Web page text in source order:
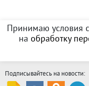
Принимаю условия
на обработку
Подписывайтесь на новости: